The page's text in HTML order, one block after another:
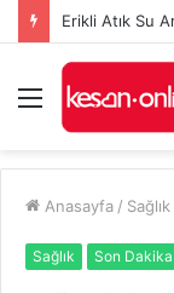
Menü
Anasayfa / Sağlık
Sağlık Son Dakika